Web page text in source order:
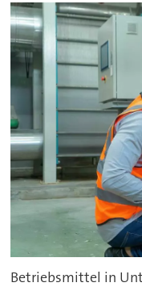
Betriebsmittel in